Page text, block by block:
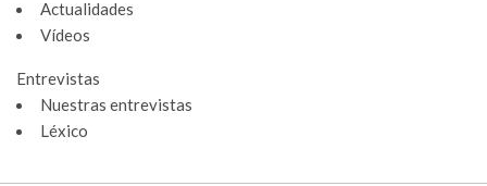
Actualidades
Vídeos
Entrevistas
Nuestras entrevistas
Léxico
de cookies
cookies para hacer que el sitio sea más fácil de usar
mejorar el rendimiento y la seguridad del sitio web.